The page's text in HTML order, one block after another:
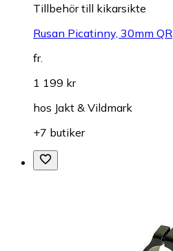
Tillbehör till kikarsikte
Rusan Picatinny, 30mm QR
fr.
1 199 kr
hos Jakt & Vildmark
+7 butiker